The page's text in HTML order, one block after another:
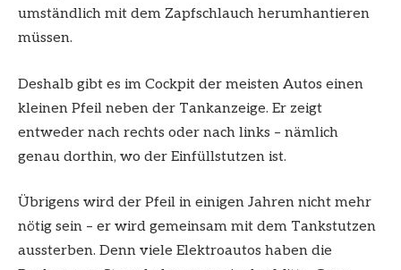
umständlich mit dem Zapfschlauch herumhantieren
müssen.
Deshalb gibt es im Cockpit der meisten Autos einen
kleinen Pfeil neben der Tankanzeige. Er zeigt
entweder nach rechts oder nach links – nämlich
genau dorthin, wo der Einfüllstutzen ist.
Übrigens wird der Pfeil in einigen Jahren nicht mehr
nötig sein – er wird gemeinsam mit dem Tankstutzen
aussterben. Denn viele Elektroautos haben die